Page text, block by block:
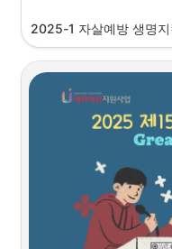
2025-1 자살예방 생명